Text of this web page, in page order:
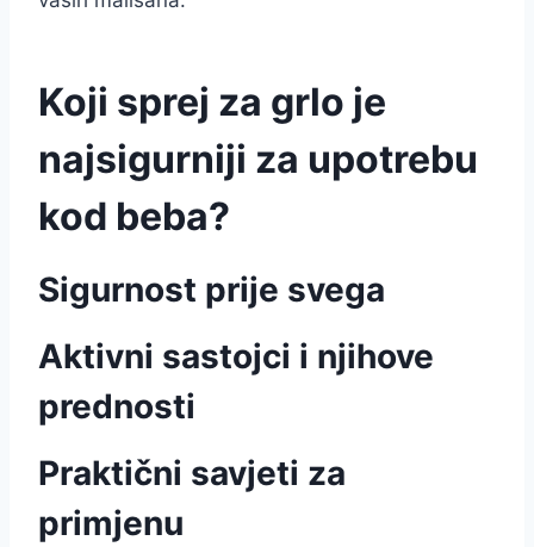
Koji sprej za grlo je
najsigurniji za upotrebu
kod beba?
Sigurnost prije svega
Aktivni sastojci i njihove
prednosti
Praktični savjeti za
primjenu